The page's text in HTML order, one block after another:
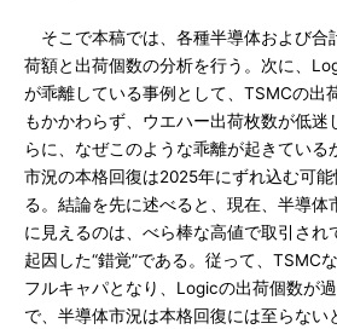
そこで本稿では、各種半導体および合
荷額と出荷個数の分析を行う。次に、
が乖離している事例として、TSMCの出
もかかわらず、ウエハー出荷枚数が低迷
らに、なぜこのような乖離が起きている
市況の本格回復は2025年にずれ込む可
る。結論を先に述べると、現在、半導体
に見えるのは、べら棒な高値で取引され
起因した“錯覚”である。従って、TSMC
フルキャパとなり、Logicの出荷個数が
で、半導体市況は本格回復には至らない